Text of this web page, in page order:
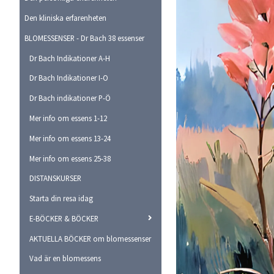
Den kliniska erfarenheten
BLOMESSENSER - Dr Bach 38 essenser
Dr Bach Indikationer A-H
Dr Bach Indikationer I-O
Dr Bach indikationer P-Ö
Mer info om essens 1-12
Mer info om essens 13-24
Mer info om essens 25-38
DISTANSKURSER
Starta din resa idag
E-BÖCKER & BÖCKER
AKTUELLA BÖCKER om blomessenser
Vad är en blomessens